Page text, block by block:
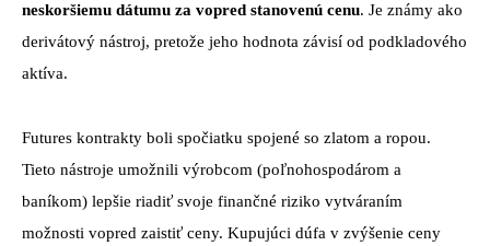
neskoršiemu dátumu za vopred stanovenú cenu. Je známy ako
derivátový nástroj, pretože jeho hodnota závisí od podkladového
aktíva.
Futures kontrakty boli spočiatku spojené so zlatom a ropou.
Tieto nástroje umožnili výrobcom (poľnohospodárom a
baníkom) lepšie riadiť svoje finančné riziko vytváraním
možnosti vopred zaistiť ceny. Kupujúci dúfa v zvýšenie ceny